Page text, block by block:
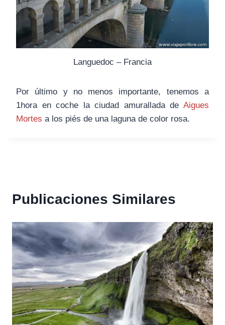
Languedoc – Francia
Por último y no menos importante, tenemos a
1hora en coche la ciudad amurallada de Aigues
Mortes a los piés de una laguna de color rosa.
Publicaciones Similares